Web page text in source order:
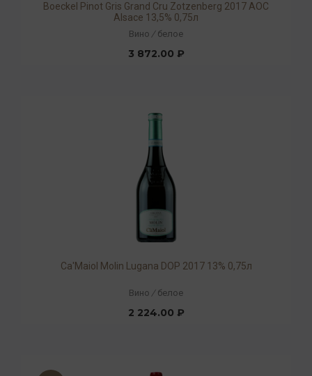
Boeckel Pinot Gris Grand Cru Zotzenberg 2017 AOC
Alsace 13,5% 0,75л
Вино / белое
3 872.00 ₽
Ca'Maiol Molin Lugana DOP 2017 13% 0,75л
Вино / белое
2 224.00 ₽